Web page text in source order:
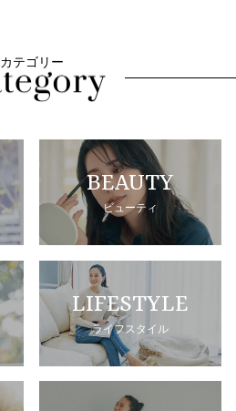
カテゴリー
BEAUTY
ビューティ
LIFESTYLE
ライフスタイル